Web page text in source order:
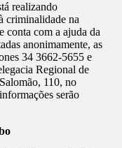
realizando
criminalidade na
conta com a ajuda da
anonimamente, as
34 3662-5655 e
Regional de
110, no
serão